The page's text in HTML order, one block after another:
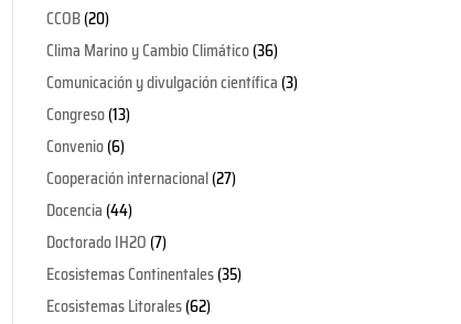
CCOB(20)
Clima Marino y Cambio Climático(36)
Comunicación y divulgación científica (3)
Congreso(13)
Convenio(6)
Cooperación internacional(27)
Docencia (44)
Doctorado IH2O (7)
Ecosistemas Continentales(35)
Ecosistemas Litorales(62)